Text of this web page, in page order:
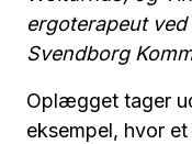
ergoterapeut
Svendborg
Oplægget tager
eksempel, hvor